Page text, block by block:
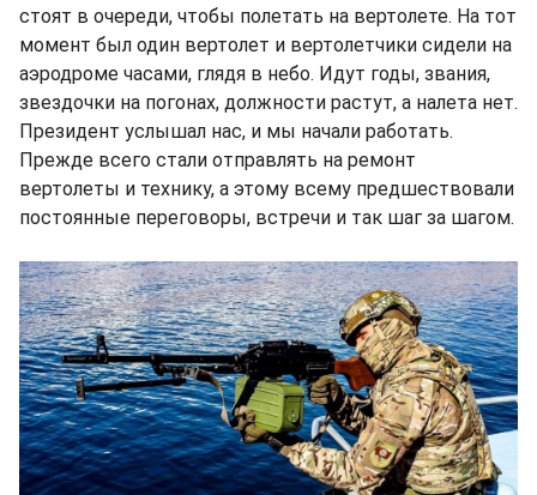
стоят в очереди, чтобы полетать на вертолете. На тот
момент был один вертолет и вертолетчики сидели на
аэродроме часами, глядя в небо. Идут годы, звания,
звездочки на погонах, должности растут, а налета нет.
Президент услышал нас, и мы начали работать.
Прежде всего стали отправлять на ремонт
вертолеты и технику, а этому всему предшествовали
постоянные переговоры, встречи и так шаг за шагом.